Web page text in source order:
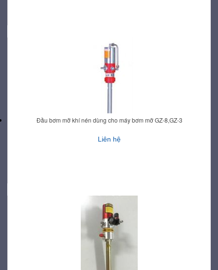
Đầu bơm mỡ khí nén dùng cho máy bơm mỡ GZ-8,GZ-3
Liên hệ